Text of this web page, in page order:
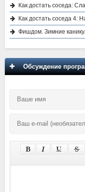
Как достать соседа:
Как достать соседа 4:
Фишдом. Зимние
Обсуждение